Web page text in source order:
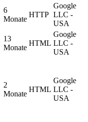
6
Monate
HTTP
Google
LLC -
USA
13
Monate
HTML
Google
LLC -
USA
2
Monate
HTML
Google
LLC -
USA